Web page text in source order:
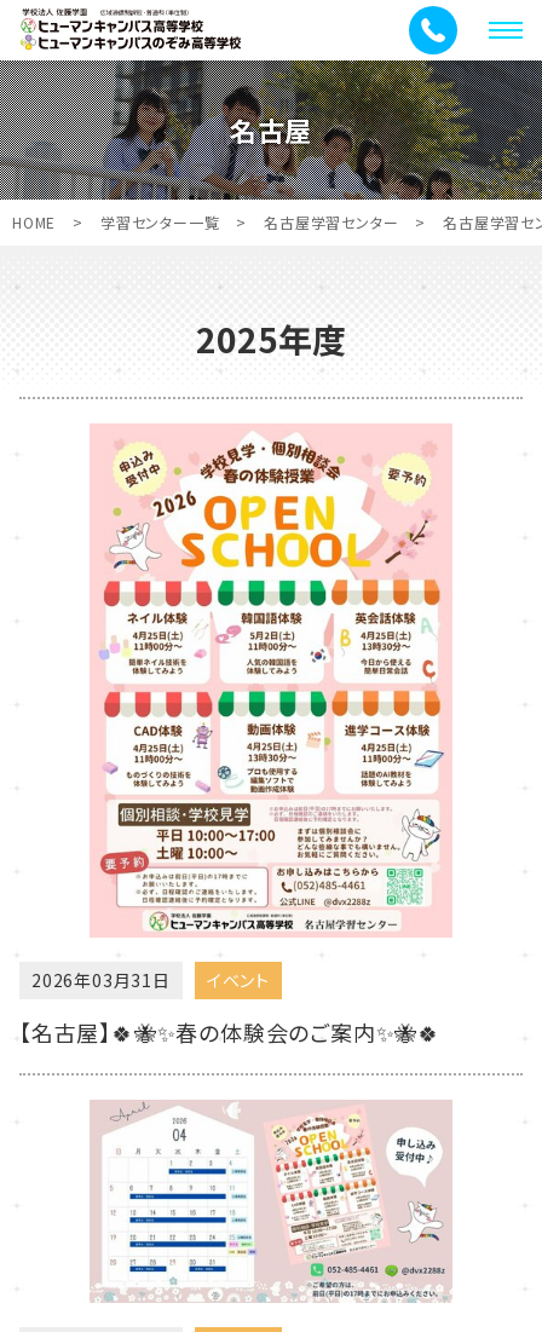
メ
ニ
ュ
ー
名古屋
HOME > 学習センター一覧 > 名古屋学習センター > 名古屋学習セ
2025年度
2026年03月31日 イベント
【名古屋】🍀🐝✨春の体験会のご案内✨🐝🍀